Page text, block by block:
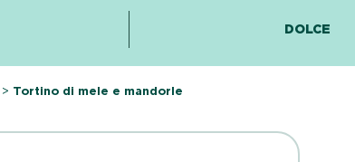
DOLCE
> Tortino di mele e mandorle